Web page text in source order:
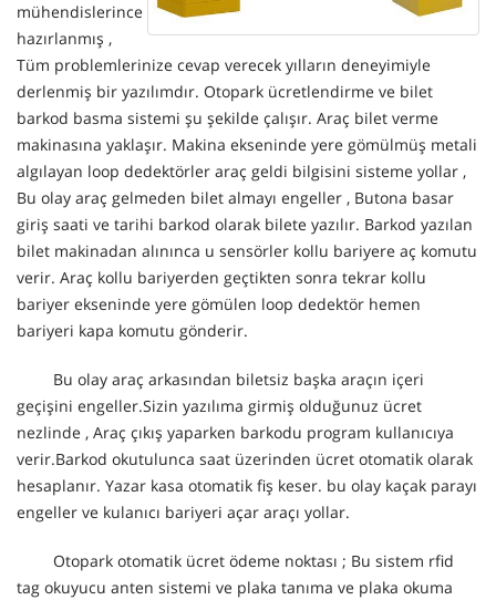
mühendislerince
hazırlanmış ,
Tüm problemlerinize cevap verecek yılların deneyimiyle
derlenmiş bir yazılımdır. Otopark ücretlendirme ve bilet
barkod basma sistemi şu şekilde çalışır. Araç bilet verme
makinasına yaklaşır. Makina ekseninde yere gömülmüş metali
algılayan loop dedektörler araç geldi bilgisini sisteme yollar ,
Bu olay araç gelmeden bilet almayı engeller , Butona basar
giriş saati ve tarihi barkod olarak bilete yazılır. Barkod yazılan
bilet makinadan alınınca u sensörler kollu bariyere aç komutu
verir. Araç kollu bariyerden geçtikten sonra tekrar kollu
bariyer ekseninde yere gömülen loop dedektör hemen
bariyeri kapa komutu gönderir.
Bu olay araç arkasından biletsiz başka araçın içeri
geçişini engeller.Sizin yazılıma girmiş olduğunuz ücret
nezlinde , Araç çıkış yaparken barkodu program kullanıcıya
verir.Barkod okutulunca saat üzerinden ücret otomatik olarak
hesaplanır. Yazar kasa otomatik fiş keser. bu olay kaçak parayı
engeller ve kulanıcı bariyeri açar araçı yollar.
Otopark otomatik ücret ödeme noktası ; Bu sistem rfid
tag okuyucu anten sistemi ve plaka tanıma ve plaka okuma